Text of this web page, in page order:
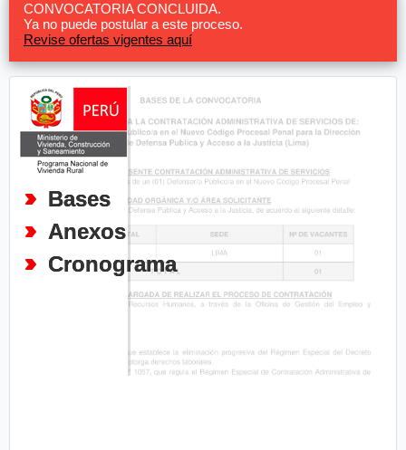
CONVOCATORIA CONCLUIDA.
Ya no puede postular a este proceso.
Revise ofertas vigentes aquí
Bases
Anexos
Cronograma